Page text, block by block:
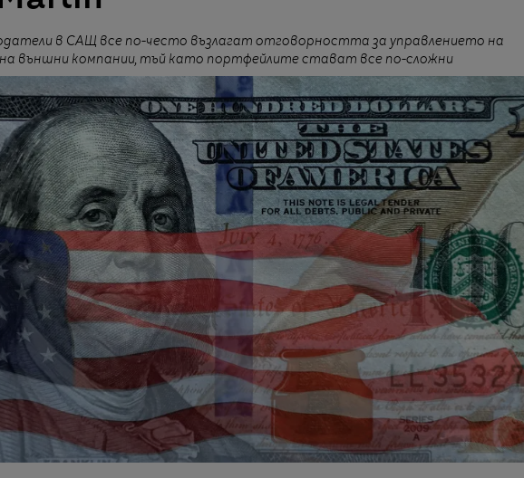
в САЩ все по-често възлагат отговорността за управлението на
външни компании, тъй като портфейлите стават все по-сложни